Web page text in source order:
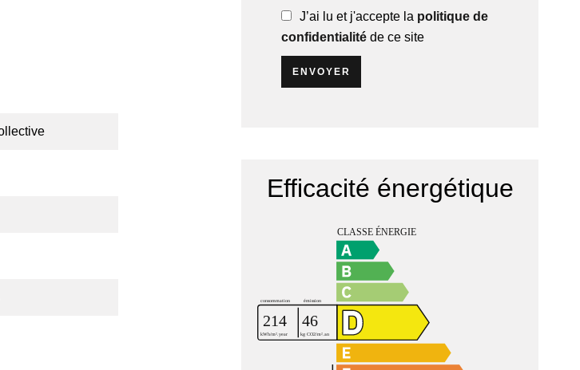
J’ai lu et j'accepte la politique de
confidentialité de ce site
ENVOYER
Efficacité énergétique